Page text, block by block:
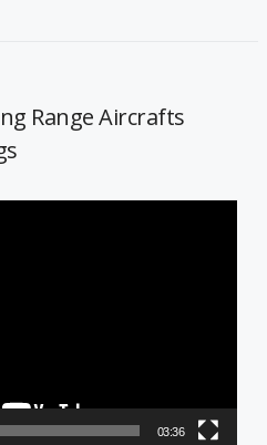
Range Aircrafts
03:36